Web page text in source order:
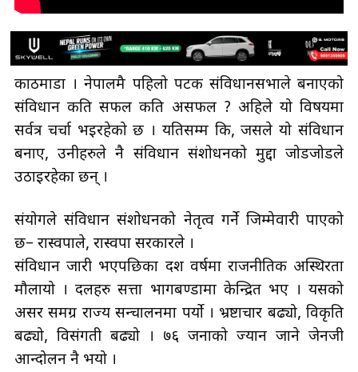
काठमाडौँ । नेपालमै पहिलो पटक संविधानसभाले बनाएको
संविधान कति सफल कति असफल ? अहिले यो विषयमा
सर्वत्र चर्चा भइरहेको छ । यतिसम्म कि, जसले यो संविधान
बनाए, उनीहरुले नै संविधान संशोधनको मुद्दा जोडजोडले
उठाइरहेका छन् ।
संयोगले संविधान संशोधनको नेतृत्व गर्ने जिम्मेवारी पाएको
छ– रास्वपाले, रास्वपा सरकारले ।
संविधान जारी भएपछिका दश वर्षमा राजनीतिक अस्थिरता
मौलायो । दलहरु सत्ता भागबण्डामा केन्द्रित भए । यसको
असर समग्र राज्य सन्चालनमा पर्यो । भ्रष्टाचार बढ्यो, विकृति
बढ्यो, विसंगती बढ्यो । ७६ जनाको ज्यान जाने जेनजी
आन्दोलन नै भयो ।